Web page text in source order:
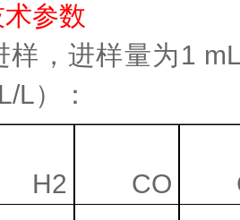
术参数
样，进样量为1
L/L）：
H2 CO